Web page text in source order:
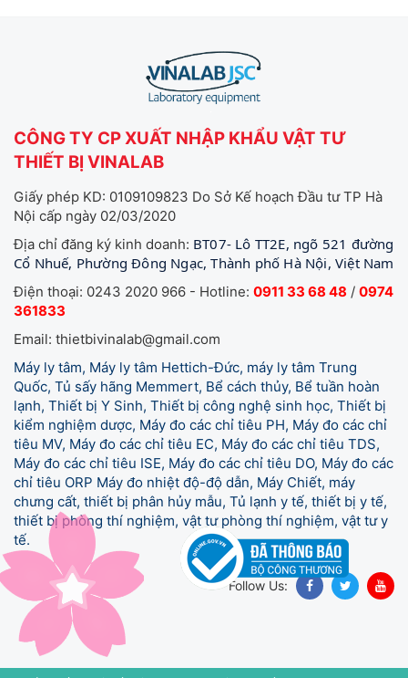
CÔNG TY CP XUẤT NHẬP KHẨU VẬT TƯ
THIẾT BỊ VINALAB
Giấy phép KD: 0109109823 Do Sở Kế hoạch Đầu tư TP Hà
Nội cấp ngày 02/03/2020
Địa chỉ đăng ký kinh doanh: BT07- Lô TT2E, ngõ 521 đường
Cổ Nhuế, Phường Đông Ngạc, Thành phố Hà Nội, Việt Nam
Điện thoại: 0243 2020 966 - Hotline: 0911 33 68 48 / 0974
361833
Email: thietbivinalab@gmail.com
Máy ly tâm, Máy ly tâm Hettich-Đức, máy ly tâm Trung
Quốc, Tủ sấy hãng Memmert, Bể cách thủy, Bể tuần hoàn
lạnh, Thiết bị Y Sinh, Thiết bị công nghệ sinh học, Thiết bị
kiểm nghiệm dược, Máy đo các chỉ tiêu PH, Máy đo các chỉ
tiêu MV, Máy đo các chỉ tiêu EC, Máy đo các chỉ tiêu TDS,
Máy đo các chỉ tiêu ISE, Máy đo các chỉ tiêu DO, Máy đo các
chỉ tiêu ORP Máy đo nhiệt độ-độ dẫn, Máy Chiết, máy
chưng cất, thiết bị phân hủy mẫu, Tủ lạnh y tế, thiết bị y tế,
thiết bị phòng thí nghiệm, vật tư phòng thí nghiệm, vật tư y
tế.
Follow Us: